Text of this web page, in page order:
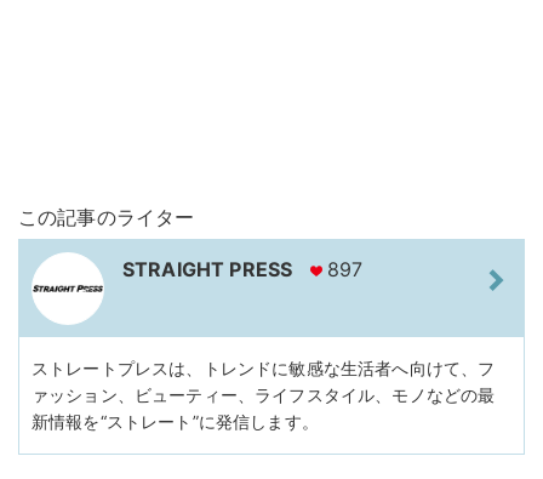
この記事のライター
STRAIGHT PRESS 897
ストレートプレスは、トレンドに敏感な生活者へ向けて、フ
ァッション、ビューティー、ライフスタイル、モノなどの最
新情報を“ストレート”に発信します。